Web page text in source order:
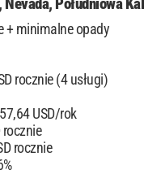
+ minimalne opady
rocznie (4 usługi)
USD/rok
rocznie
rocznie